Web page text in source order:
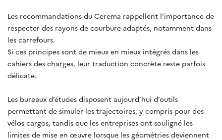
Les recommandations du Cerema rappellent l’importance de
respecter des rayons de courbure adaptés, notamment dans
les carrefours.
Si ces principes sont de mieux en mieux intégrés dans les
cahiers des charges, leur traduction concrète reste parfois
délicate.
Les bureaux d’études disposent aujourd’hui d’outils
permettant de simuler les trajectoires, y compris pour des
vélos cargos, tandis que les entreprises ont souligné les
limites de mise en œuvre lorsque les géométries deviennent